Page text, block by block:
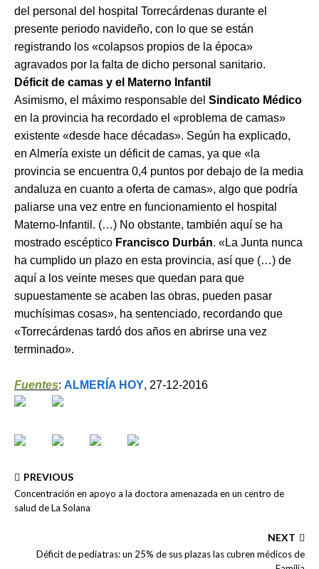
del personal del hospital Torrecárdenas durante el
presente periodo navideño, con lo que se están
registrando los «colapsos propios de la época»
agravados por la falta de dicho personal sanitario.
Déficit de camas y el Materno Infantil
Asimismo, el máximo responsable del Sindicato Médico
en la provincia ha recordado el «problema de camas»
existente «desde hace décadas». Según ha explicado,
en Almería existe un déficit de camas, ya que «la
provincia se encuentra 0,4 puntos por debajo de la media
andaluza en cuanto a oferta de camas», algo que podría
paliarse una vez entre en funcionamiento el hospital
Materno-Infantil. (…) No obstante, también aquí se ha
mostrado escéptico Francisco Durbán. «La Junta nunca
ha cumplido un plazo en esta provincia, así que (…) de
aquí a los veinte meses que quedan para que
supuestamente se acaben las obras, pueden pasar
muchísimas cosas», ha sentenciado, recordando que
«Torrecárdenas tardó dos años en abrirse una vez
terminado».
Fuentes: ALMERÍA HOY, 27-12-2016
PREVIOUS
Concentración en apoyo a la doctora amenazada en un centro de
salud de La Solana
NEXT
Déficit de pediatras: un 25% de sus plazas las cubren médicos de